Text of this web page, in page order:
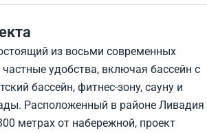
из восьми современных
удобства, включая бассейн с
бассейн, фитнес-зону, сауну и
Расположенный в районе Ливадия
метрах от набережной, проект